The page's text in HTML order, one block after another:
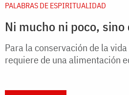
PALABRAS DE ESPIRITUALIDAD
Ni mucho ni poco,
Para la conservación de la
requiere de una alimentación